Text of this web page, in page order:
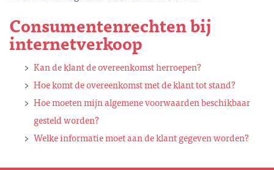
Consumentenrechten bij
internetverkoop
Kan de klant de overeenkomst herroepen?
Hoe komt de overeenkomst met de klant tot stand?
Hoe moeten mijn algemene voorwaarden beschikbaar
gesteld worden?
Welke informatie moet aan de klant gegeven worden?